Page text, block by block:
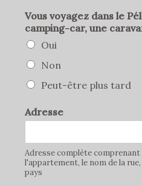
Vous voyagez dans le
camping-car, une
Oui
Non
Peut-être plus tard
Adresse
Adresse complète comprenant
l'appartement, le nom de la
pays